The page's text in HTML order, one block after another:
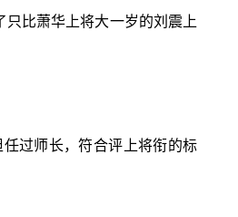
比萧华上将大一岁的刘震上
过师长，符合评上将衔的标